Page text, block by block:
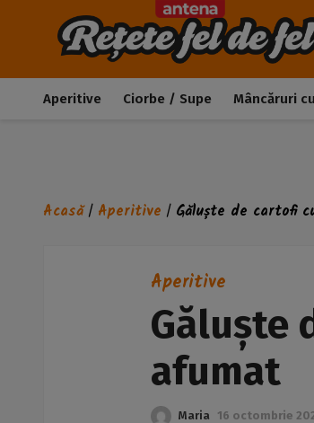
Aperitive Ciorbe / Supe Mâncăruri
Acasă/ Aperitive / Găluște de cartofi
Aperitive
Găluște
afumat
Maria 16 octombrie